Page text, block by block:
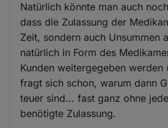
Natürlich könnte man auch
dass die Zulassung der
Zeit, sondern auch Unsummen
natürlich in Form des
Kunden weitergegeben werden
fragt sich schon, warum dann
teuer sind... fast ganz ohne
benötigte Zulassung.